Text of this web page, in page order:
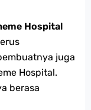
Hospital
juga
Hospital.
berasa